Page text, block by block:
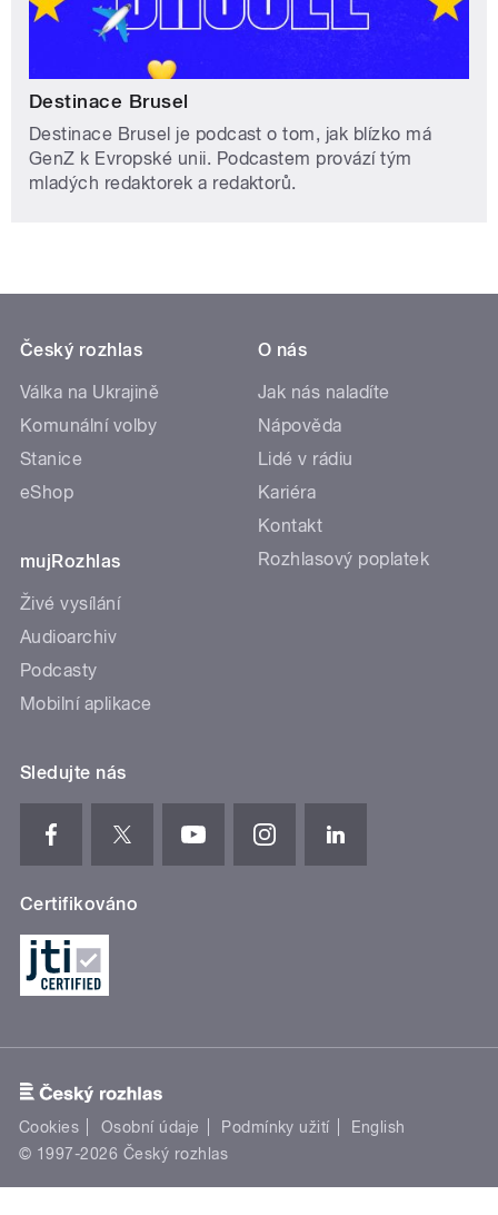
Destinace Brusel
Destinace Brusel je podcast o tom, jak blízko má
GenZ k Evropské unii. Podcastem provází tým
mladých redaktorek a redaktorů.
Český rozhlas
Válka na Ukrajině
Komunální volby
Stanice
eShop
mujRozhlas
Živé vysílání
Audioarchiv
Podcasty
Mobilní aplikace
O nás
Jak nás naladíte
Nápověda
Lidé v rádiu
Kariéra
Kontakt
Rozhlasový poplatek
Sledujte nás
Certifikováno
Cookies Osobní údaje Podmínky užití
English
© 1997-2026 Český rozhlas